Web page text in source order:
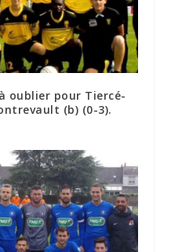
oublier pour Tiercé-
(b) (0-3).